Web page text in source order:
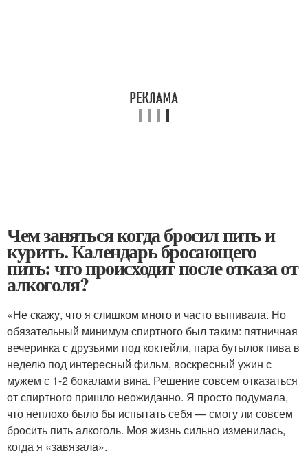
Чем заняться когда бросил пить и
курить. Календарь бросающего
пить: что происходит после отказа от
алкоголя?
«Не скажу, что я слишком много и часто выпивала. Но
обязательный минимум спиртного был таким: пятничная
вечеринка с друзьями под коктейли, пара бутылок пива в
неделю под интересный фильм, воскресный ужин с
мужем с 1-2 бокалами вина. Решение совсем отказаться
от спиртного пришло неожиданно. Я просто подумала,
что неплохо было бы испытать себя — смогу ли совсем
бросить пить алкоголь. Моя жизнь сильно изменилась,
когда я «завязала».